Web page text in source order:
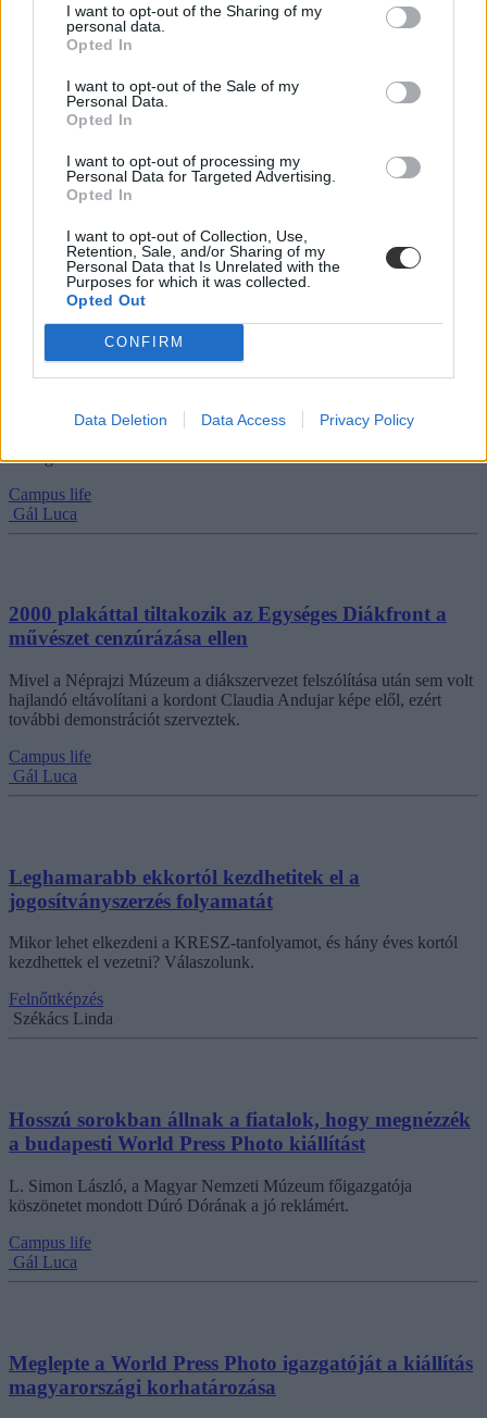
I want to opt-out of the Sharing of my
personal data.
Opted In
I want to opt-out of the Sale of my
Personal Data.
Opted In
I want to opt-out of processing my
Personal Data for Targeted Advertising.
Opted In
I want to opt-out of Collection, Use,
Retention, Sale, and/or Sharing of my
Personal Data that Is Unrelated with the
Purposes for which it was collected.
Opted Out
CONFIRM
Data Deletion Data Access Privacy Policy
Tornyos Kata
Ausztráliában is betiltanák a közösségi média
használatát a 16 éven aluliak számára
A miniszterelnök szerint az online platformok pusztítóak lehetnek a
gyerekekre nézve.
Campus life
Gál Luca
Európai Ifjúsági Fórum: több előnye is lenne a 16
éves szavazati korhatárnak
Öt európai országban már 18 év alatt is szavazhatnak az európai
országos választáson való részvétel.
Campus life
Gál Luca
2000 plakáttal tiltakozik az Egységes Diákfront a
művészet cenzúrázása ellen
Mivel a Néprajzi Múzeum a diákszervezet felszólítása után sem volt
hajlandó eltávolítani a kordont Claudia Andujar képe elől, ezért
további demonstrációt szerveztek.
Campus life
Gál Luca
Leghamarabb ekkortól kezdhetitek el a
jogosítványszerzés folyamatát
Mikor lehet elkezdeni a KRESZ-tanfolyamot, és hány éves kortól
kezdhettek el vezetni? Válaszolunk.
Felnőttképzés
Székács Linda
Hosszú sorokban állnak a fiatalok, hogy megnézzék
a budapesti World Press Photo kiállítást
L. Simon László, a Magyar Nemzeti Múzeum főigazgatója
köszönetet mondott Dúró Dórának a jó reklámért.
Campus life
Gál Luca
Meglepte a World Press Photo igazgatóját a kiállítás
magyarországi korhatározása